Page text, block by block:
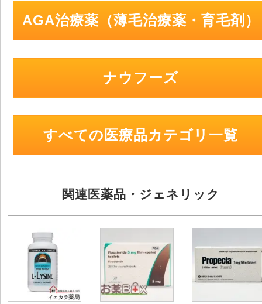
AGA治療薬（薄毛治療薬・育毛剤）
ナウフーズ
すべての医療品カテゴリ一覧
関連医薬品・ジェネリック